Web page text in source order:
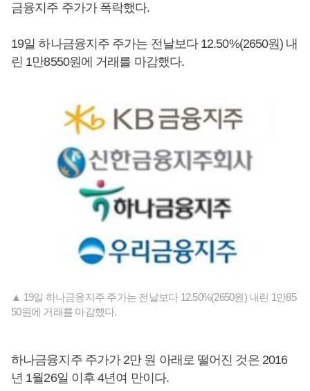
금융지주 주가가 폭락했다.
19일 하나금융지주 주가는 전날보다 12.50%(2650원) 내
린 1만8550원에 거래를 마감했다.
▲ 19일 하나금융지주 주가는 전날보다 12.50%(2650원) 내린 1만85
50원에 거래를 마감했다.
하나금융지주 주가가 2만 원 아래로 떨어진 것은 2016
년 1월26일 이후 4년여 만이다.